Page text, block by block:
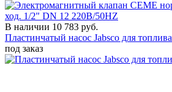
В наличии 10 783 руб.
Пластинчатый насос Jabsco для топлива
под заказ